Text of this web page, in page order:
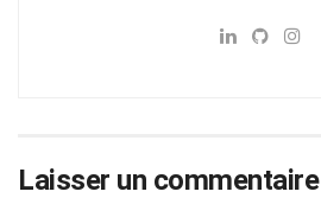
Laisser un commentaire